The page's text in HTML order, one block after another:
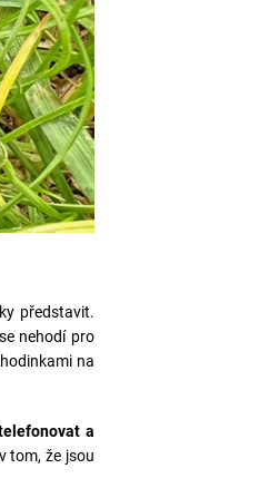
představit.
nehodí pro
na
a
tom, že jsou